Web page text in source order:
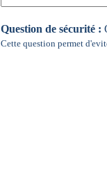
Question de sécurité :
Cette question permet